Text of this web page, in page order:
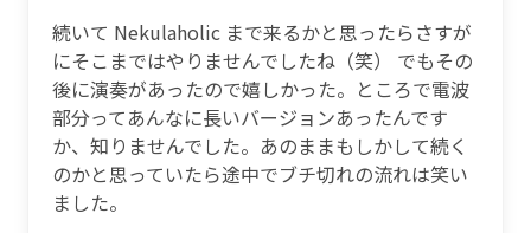
続いて Nekulaholic まで来るかと思ったらさすが
にそこまではやりませんでしたね（笑） でもその
後に演奏があったので嬉しかった。ところで電波
部分ってあんなに長いバージョンあったんです
か、知りませんでした。あのままもしかして続く
のかと思っていたら途中でブチ切れの流れは笑い
ました。